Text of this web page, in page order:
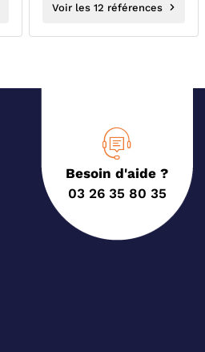
Voir les 12 références
Besoin d'aide ?
03 26 35 80 35